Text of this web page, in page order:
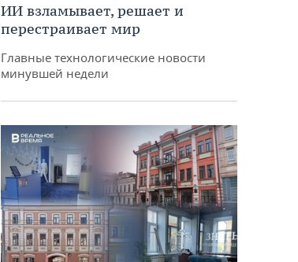
ИИ взламывает, решает и
перестраивает мир
Главные технологические новости
минувшей недели